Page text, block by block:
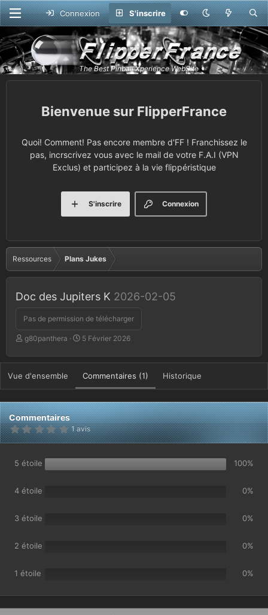
Connexion S'inscrire
FlipperFrance
Quoi! Comment! Pas encore membre d'FF ! Franchissez le
pas, incrscrivez vous avec le mail de votre F.A.I (VPN
Exclus) et participez à la vie flippéristique
Connexion
S'inscrire
Ressources Plans Jukes
Doc des Jupiters K 2026-02-05
Pas de permission de télécharger
A
t
u
r
g80panthera
D
t
d
e
c
r
é
a
t
5 Février 2026
Vue d'ensemble Commentaires (1) Historique
Commentaires
5
.
0
é
t
1 avis
5 étoile 100%
4 étoile 0%
3 étoile 0%
2 étoile 0%
1 étoile 0%